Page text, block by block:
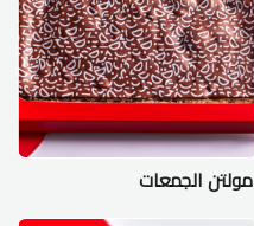
مولتن الجمعات